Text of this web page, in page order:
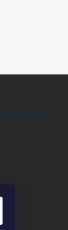
FACEBOOK